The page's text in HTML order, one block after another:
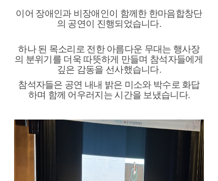
이어 장애인과 비장애인이 함께한 한마음합창단
의 공연이 진행되었습니다.
하나 된 목소리로 전한 아름다운 무대는 행사장
의 분위기를 더욱 따뜻하게 만들며 참석자들에게
깊은 감동을 선사했습니다.
참석자들은 공연 내내 밝은 미소와 박수로 화답
하며 함께 어우러지는 시간을 보냈습니다.